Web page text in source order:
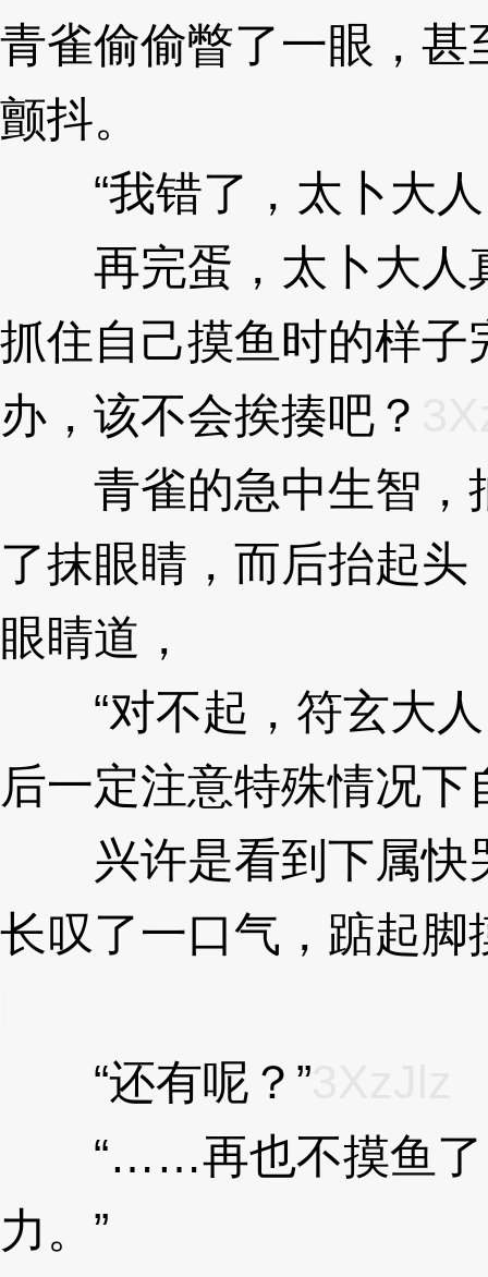
青雀偷偷瞥了一眼，
颤抖。
“我错了，太卜大人
再完蛋，太卜大人
抓住自己摸鱼时的样子
办，该不会挨揍吧？
青雀的急中生智，
了抹眼睛，而后抬起
眼睛道，
“对不起，符玄大人
后一定注意特殊情况下
兴许是看到下属快
长叹了一口气，踮起脚
“还有呢？”
“……再也不摸鱼了
力。”